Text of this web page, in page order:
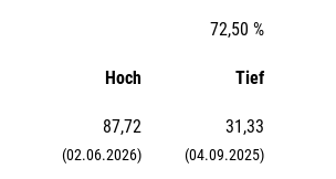
72,50 %
Hoch Tief
87,72
(02.06.2026)
31,33
(04.09.2025)